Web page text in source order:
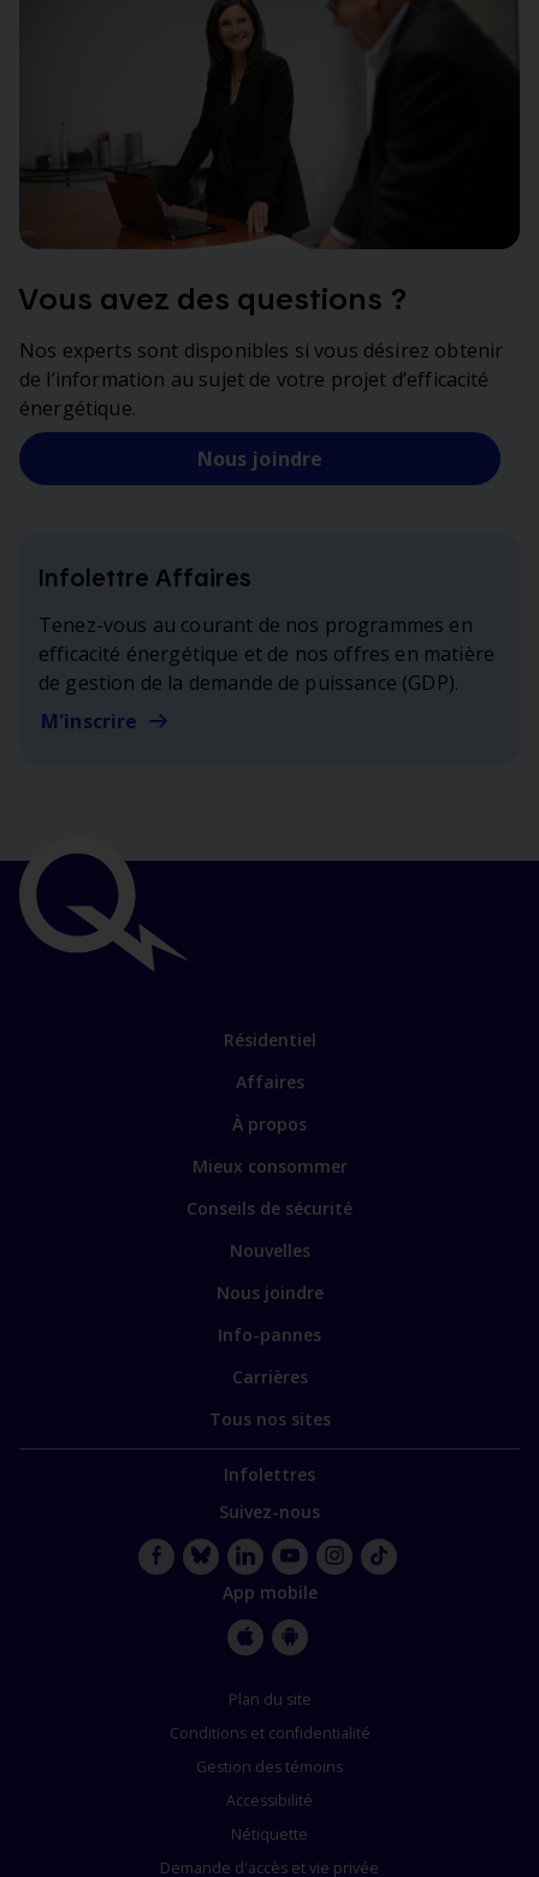
Vous avez des questions ?
Nos experts sont disponibles si vous désirez obtenir
de l’information au sujet de votre projet d’efficacité
énergétique.
Nous joindre
Infolettre Affaires
Tenez-vous au courant de nos programmes en
efficacité énergétique et de nos offres en matière
de gestion de la demande de puissance (GDP).
M'inscrire
importants
Lien
les
principales
Résidentiel
Affaires
Lien
certains
sites
À propos
Mieux consommer
Conseils de sécurité
Nouvelles
Nous joindre
Info-pannes
Carrières
Tous nos sites
Infolettres
Suivez-nous
BlueskyLinkedInYouTube
App mobile
StoreStore
Plan du site
Conditions et confidentialité
Gestion des témoins
Accessibilité
Nétiquette
Demande d'accès et vie privée